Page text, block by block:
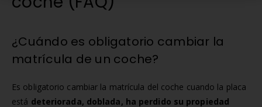
¿Cuándo es obligatorio cambiar la
matrícula de un coche?
Es obligatorio cambiar la matrícula del coche cuando la placa
está deteriorada, doblada, ha perdido su propiedad